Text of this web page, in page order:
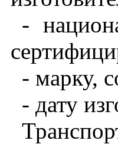
-
- марку,
- дату